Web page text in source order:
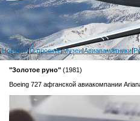
|Новости|О проекте|Музеи|Авиапамятники|
"Золотое руно"(1981)
Boeing 727 афганской авиакомпании